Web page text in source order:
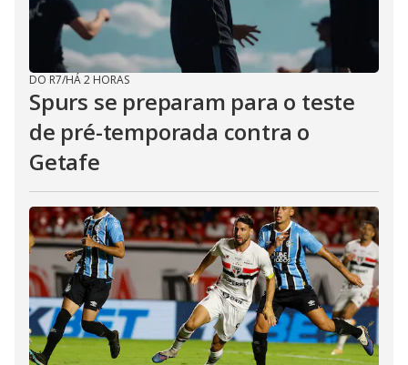
DO R7/HÁ 2 HORAS
Spurs se preparam para o teste
de pré-temporada contra o
Getafe